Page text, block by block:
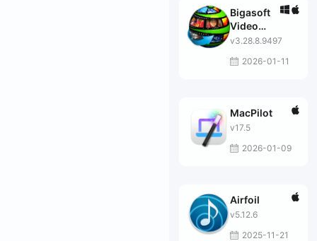
Bigasoft
Video
Downloader
v3.28.8.9497
2026-01-11
MacPilot
v17.5
2026-01-09
Airfoil
v5.12.6
2025-11-21